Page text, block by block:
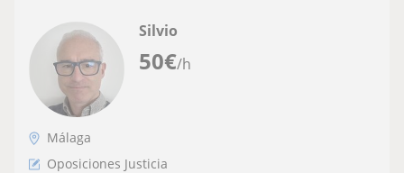
50€/h
Silvio
Málaga
Oposiciones Justicia